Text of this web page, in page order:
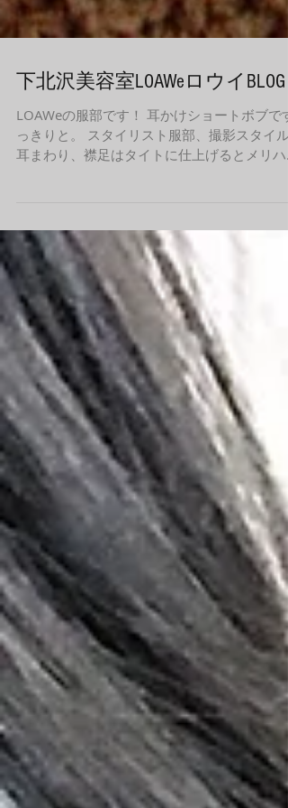
っきりと。 スタイリスト服部、撮影スタイル
耳まわり、襟足はタイトに仕上げるとメリハ
が出ていいです！ ショートスタイルおすすめ
すので、しっかりカウンセリングでなりたい
叶えます。 LOAWe公式インスタグラム インス
タ ...